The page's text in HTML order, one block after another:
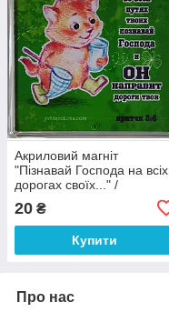
Акриловий магніт
"Пізнавай Господа на всіх
дорогах своїх..." /
20 ₴
Купити
Про нас